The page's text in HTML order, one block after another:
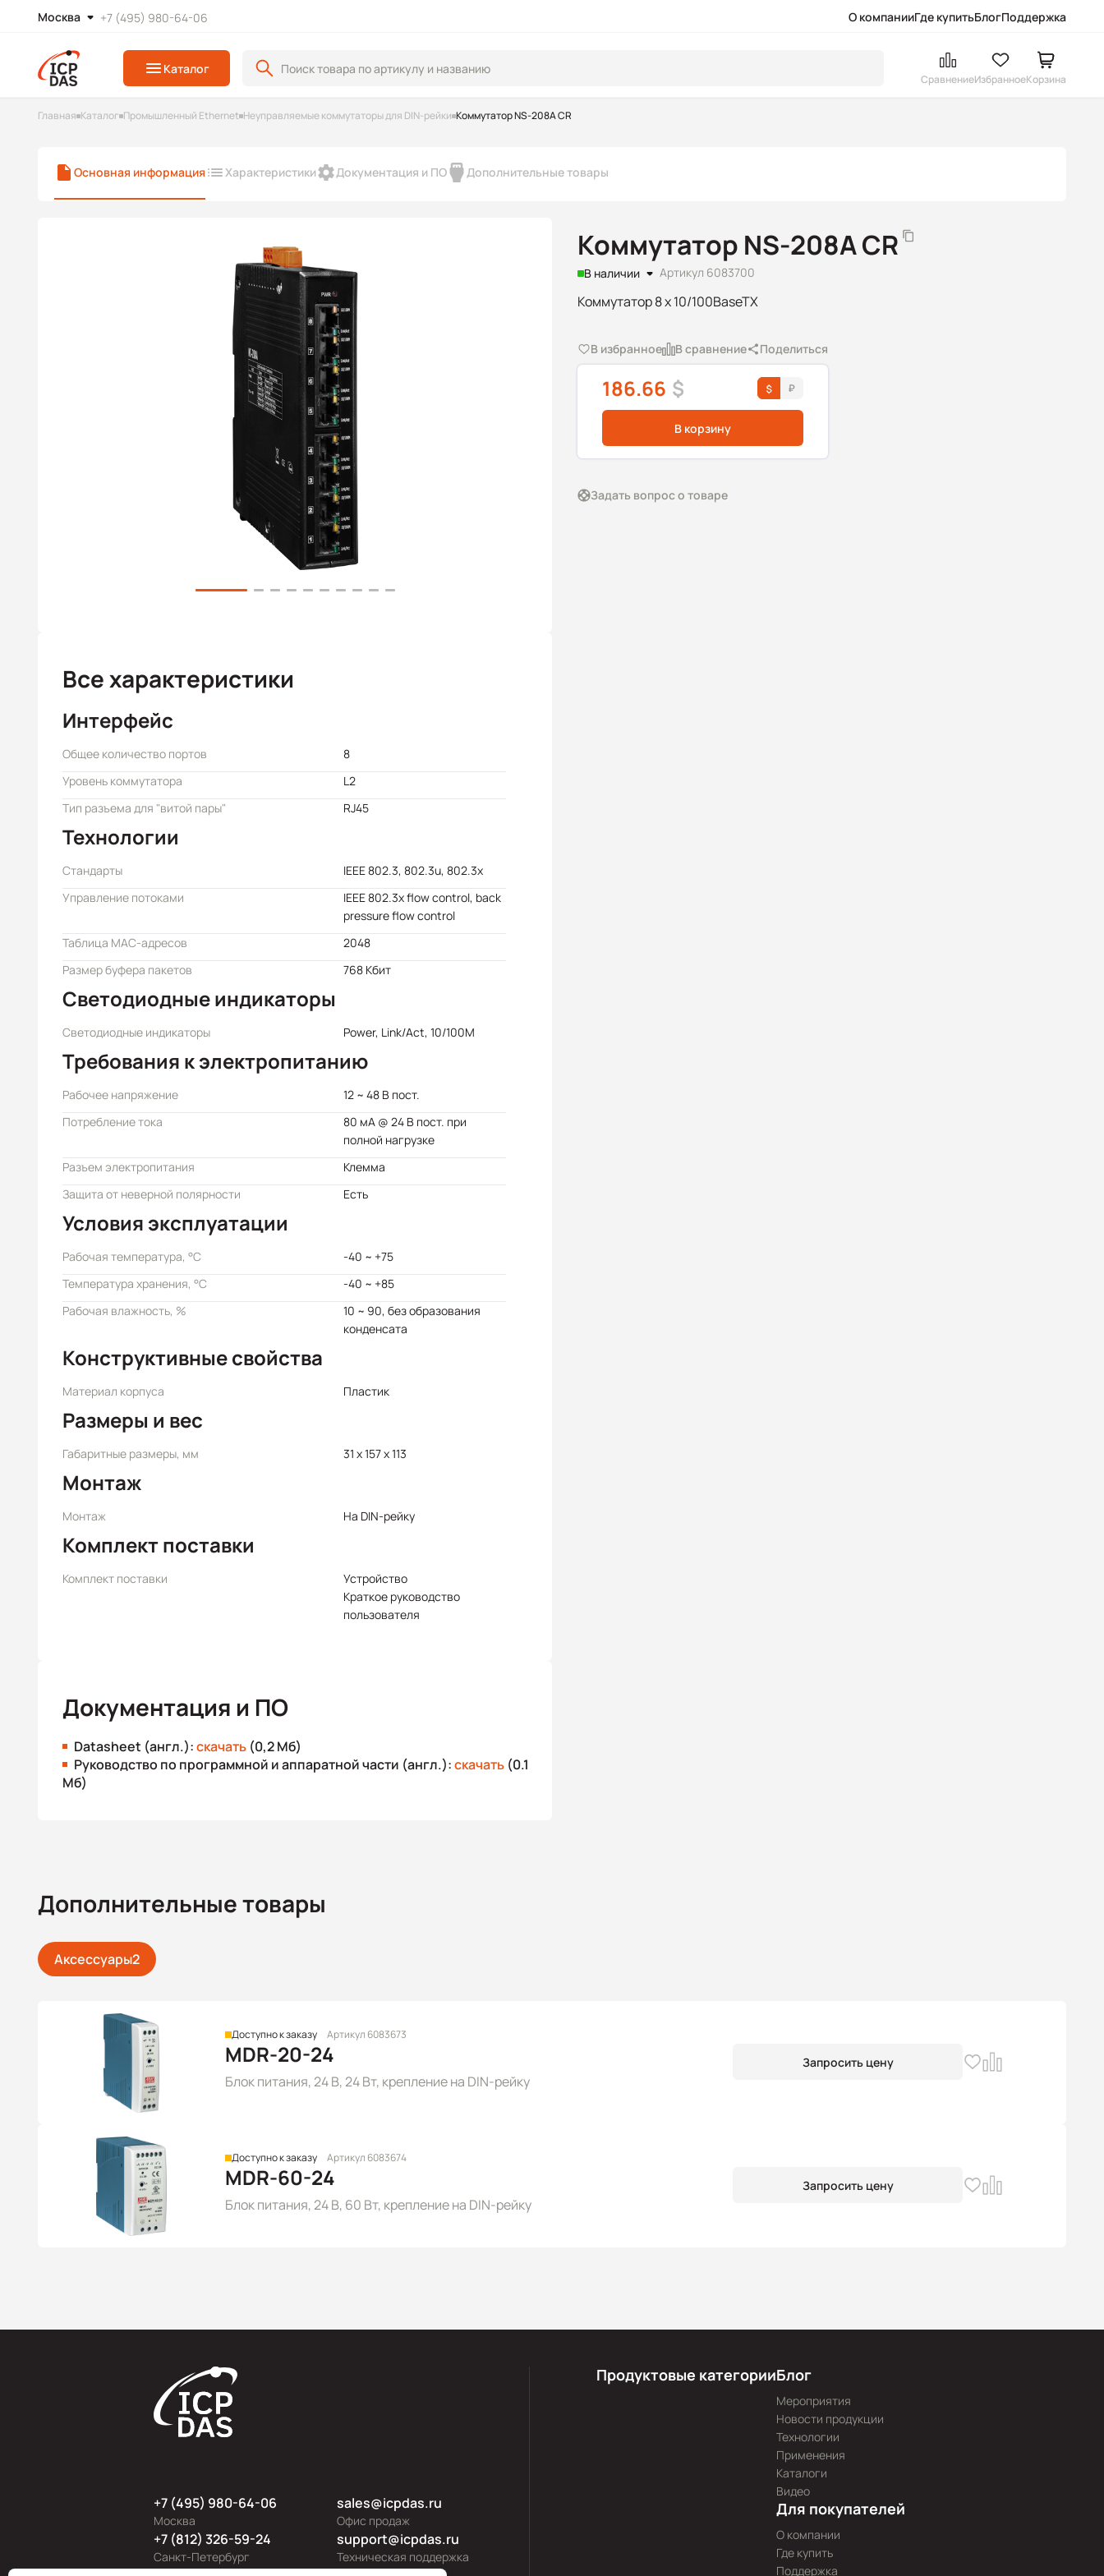
Москва +7 (495) 980-64-06 О компанииГде купитьБлогПоддержка
Каталог
СравнениеИзбранноеКорзина
Главная Каталог Промышленный Ethernet Неуправляемые коммутаторы для DIN-рейки Коммутатор NS-208A CR
Основная информация Характеристики Документация и ПО Дополнительные товары
Коммутатор NS-208A CR
В наличии Артикул 6083700
Коммутатор 8 x 10/100BaseTX
В избранное В сравнение Поделиться
186.66 $
В корзину
Задать вопрос о товаре
Все характеристики
Интерфейс
Общее количество портов
8
Уровень коммутатора
L2
Тип разъема для "витой пары"
RJ45
Технологии
Стандарты
IEEE 802.3, 802.3u, 802.3x
Управление потоками
IEEE 802.3x flow control, back
pressure flow control
Таблица MAC-адресов
2048
Размер буфера пакетов
768 Кбит
Светодиодные индикаторы
Светодиодные индикаторы Power, Link/Act, 10/100M
Требования к электропитанию
Рабочее напряжение
12 ~ 48 В пост.
Потребление тока
80 мА @ 24 В пост. при
полной нагрузке
Разъем электропитания
Клемма
Защита от неверной полярности
Есть
Условия эксплуатации
Рабочая температура, °C
-40 ~ +75
Температура хранения, °C
-40 ~ +85
Рабочая влажность, %
10 ~ 90, без образования
конденсата
Конструктивные свойства
Материал корпуса Пластик
Размеры и вес
Габаритные размеры, мм 31 x 157 x 113
Монтаж
Монтаж На DIN-рейку
Комплект поставки
Комплект поставки
Устройство
Краткое руководство
пользователя
Документация и ПО
Datasheet (англ.):скачать (0,2 Мб)
Руководство по программной и аппаратной части (англ.):скачать (0.1
Мб)
Дополнительные товары
Аксессуары2
Доступно к заказу Артикул 6083673
MDR-20-24
Блок питания, 24 В, 24 Вт, крепление на DIN-рейку
Запросить цену
Доступно к заказу Артикул 6083674
MDR-60-24
Блок питания, 24 В, 60 Вт, крепление на DIN-рейку
Запросить цену
Москва
+7 (495) 980-64-06
Офис продаж
sales@icpdas.ru
Санкт-Петербург
+7 (812) 326-59-24
Техническая поддержка
support@icpdas.ru
Продуктовые категорииБлог
Мероприятия
Новости продукции
Технологии
Применения
Каталоги
Видео
Для покупателей
О компании
Где купить
Поддержка